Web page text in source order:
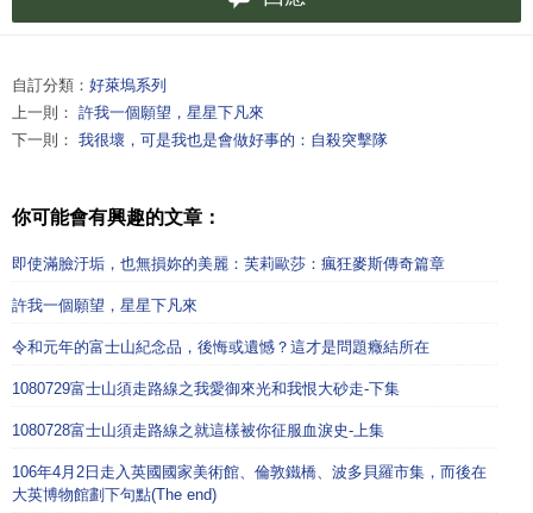
自訂分類： 好萊塢系列
上一則： 許我一個願望，星星下凡來
下一則： 我很壞，可是我也是會做好事的：自殺突擊隊
你可能會有興趣的文章：
即使滿臉汙垢，也無損妳的美麗：芙莉歐莎：瘋狂麥斯傳奇篇章
許我一個願望，星星下凡來
令和元年的富士山紀念品，後悔或遺憾？這才是問題癥結所在
1080729富士山須走路線之我愛御來光和我恨大砂走-下集
1080728富士山須走路線之就這樣被你征服血淚史-上集
106年4月2日走入英國國家美術館、倫敦鐵橋、波多貝羅市集，而後在
大英博物館劃下句點(The end)